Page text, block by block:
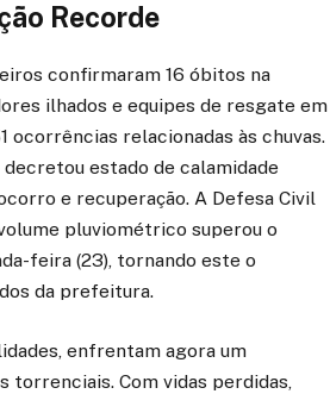
Recorde
confirmaram 16 óbitos na
ilhados e equipes de resgate em
ocorrências relacionadas às chuvas.
estado de calamidade
e recuperação. A Defesa Civil
pluviométrico superou o
feira (23), tornando este o
da prefeitura.
enfrentam agora um
torrenciais. Com vidas perdidas,